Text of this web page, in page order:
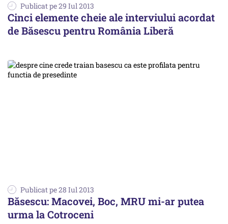
Publicat pe 29 Iul 2013
Cinci elemente cheie ale interviului acordat
de Băsescu pentru România Liberă
Publicat pe 28 Iul 2013
Băsescu: Macovei, Boc, MRU mi-ar putea
urma la Cotroceni